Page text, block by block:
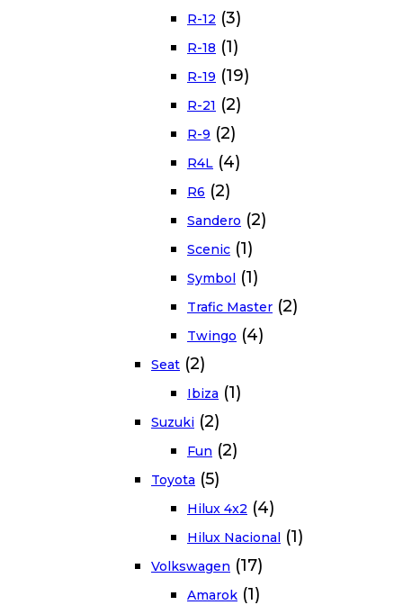
R-12 (3)
R-18 (1)
R-19 (19)
R-21 (2)
R-9 (2)
R4L (4)
R6 (2)
Sandero (2)
Scenic (1)
Symbol (1)
Trafic Master (2)
Twingo (4)
Seat (2)
Ibiza (1)
Suzuki (2)
Fun (2)
Toyota (5)
Hilux 4x2 (4)
Hilux Nacional (1)
Volkswagen (17)
Amarok (1)